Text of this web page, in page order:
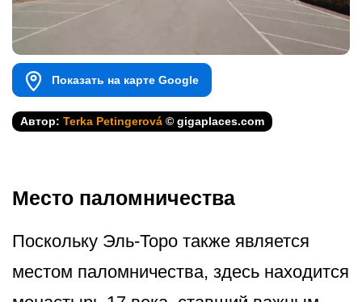
Показать на карте Google
Автор: Terka Petingerová © gigaplaces.com
Место паломничества
Поскольку Эль-Торо также является
местом паломничества, здесь находится